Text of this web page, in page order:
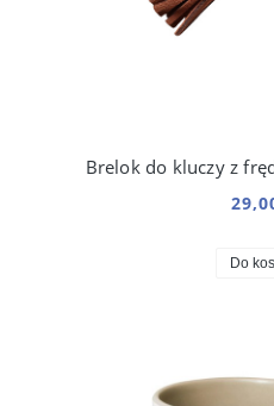
Brelok do kluczy z
Do